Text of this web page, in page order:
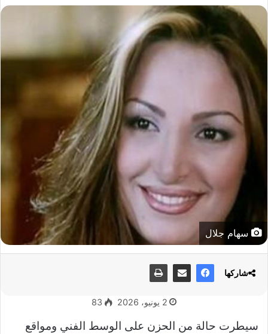
سهام جلال
2 يونيو، 2026 83
سيطرت حالة من الحزن على الوسط الفني ومواقع
شاركها